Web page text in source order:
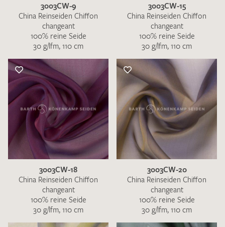
3003CW-9
China Reinseiden Chiffon
changeant
100% reine Seide
30 g/lfm, 110 cm
3003CW-15
China Reinseiden Chiffon
changeant
100% reine Seide
30 g/lfm, 110 cm
3003CW-18
China Reinseiden Chiffon
changeant
100% reine Seide
30 g/lfm, 110 cm
3003CW-20
China Reinseiden Chiffon
changeant
100% reine Seide
30 g/lfm, 110 cm